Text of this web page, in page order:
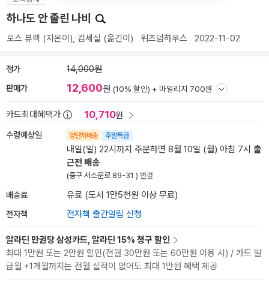
하나도 안 졸린 나비
로스 뷰랙 (지은이), 김세실 (옮긴이) 위즈덤하우스 2022-11-02
정가 14,000원
판매가 12,600원 (10% 할인) + 마일리지 700원
카드최대혜택가 10,710원
수령예상일 양탄자배송 주말특급
내일(일) 22시까지 주문하면 8월 10일 (월) 아침 7시 출
근전 배송
(중구 서소문로 89-31 ) 변경
배송료 유료 (도서 1만5천원 이상 무료)
전자책 전자책 출간알림 신청
알라딘 만권당 삼성카드, 알라딘 15% 청구 할인
최대 1만원 또는 2만원 할인(전월 30만원 또는 60만원 이용 시) / 카드 발
급월 +1개월까지는 전월 실적이 없어도 최대 1만원 혜택 제공